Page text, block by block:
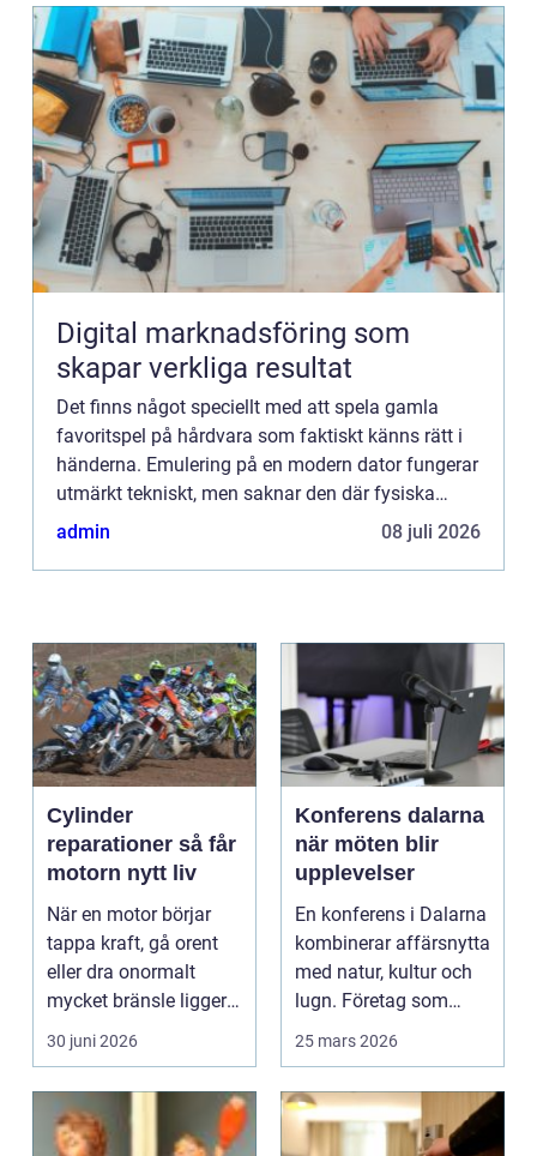
Digital marknadsföring som
skapar verkliga resultat
Det finns något speciellt med att spela gamla
favoritspel på hårdvara som faktiskt känns rätt i
händerna. Emulering på en modern dator fungerar
utmärkt tekniskt, men saknar den där fysiska
upplevelsen ...
admin 08 juli 2026
Cylinder
reparationer så får
motorn nytt liv
När en motor börjar
tappa kraft, gå orent
eller dra onormalt
mycket bränsle ligger
felet ofta i cyli...
30 juni 2026
Konferens dalarna
när möten blir
upplevelser
En konferens i Dalarna
kombinerar affärsnytta
med natur, kultur och
lugn. Företag som
söker mer än b...
25 mars 2026